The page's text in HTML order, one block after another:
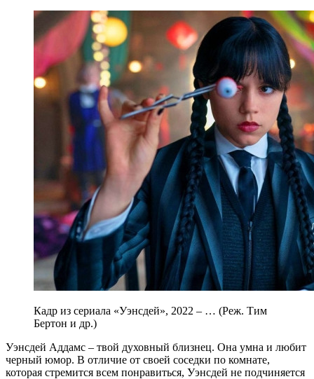
Кадр из сериала «Уэнсдей», 2022 – … (Реж. Тим
Бертон и др.)
Уэнсдей Аддамс – твой духовный близнец. Она умна и любит
черный юмор. В отличие от своей соседки по комнате,
которая стремится всем понравиться, Уэнсдей не подчиняется